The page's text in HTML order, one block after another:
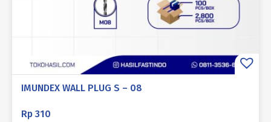
IMUNDEX WALL PLUG S – 08
Rp 310